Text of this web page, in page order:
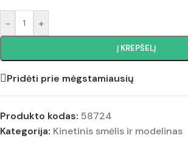
- +
Į KREPŠELĮ
Pridėti prie mėgstamiausių
Produkto kodas: 58724
Kategorija: Kinetinis smėlis ir modelinas